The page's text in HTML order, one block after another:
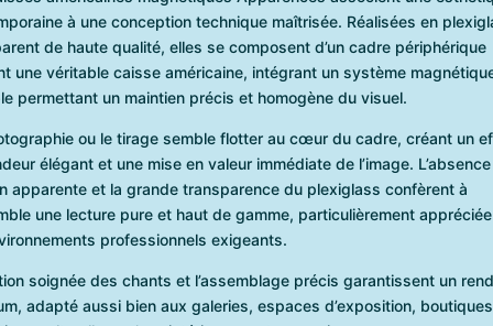
à une conception technique maîtrisée. Réalisées en
de haute qualité, elles se composent d’un cadre périphérique
une véritable caisse américaine, intégrant un système
permettant un maintien précis et homogène du visuel.
ou le tirage semble flotter au cœur du cadre, créant un
élégant et une mise en valeur immédiate de l’image.
apparente et la grande transparence du plexiglass confèrent à
une lecture pure et haut de gamme, particulièrement
professionnels exigeants.
soignée des chants et l’assemblage précis garantissent un
adapté aussi bien aux galeries, espaces d’exposition,